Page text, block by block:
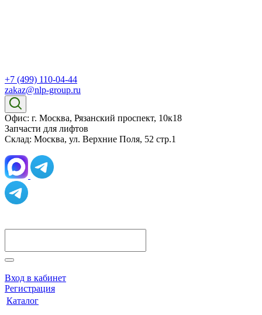
+7 (499) 110-04-44
zakaz@nlp-group.ru
Офис: г. Москва, Рязанский проспект, 10к18
Запчасти для лифтов
Склад: Москва, ул. Верхние Поля, 52 стр.1
Вход в кабинет
Регистрация
Каталог